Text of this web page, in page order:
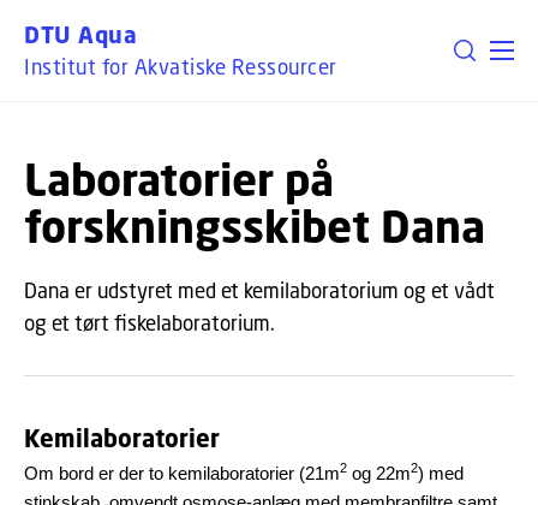
DTU Aqua
Institut for Akvatiske Ressourcer
Laboratorier på
forskningsskibet Dana
Dana er udstyret med et kemilaboratorium og et vådt
og et tørt fiskelaboratorium.
Kemilaboratorier
Om bord er der to kemilaboratorier (21m2 og 22m2) med